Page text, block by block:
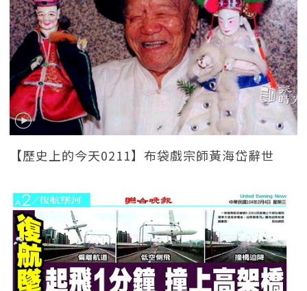
【歷史上的今天0211】布袋戲宗師黃海岱辭世